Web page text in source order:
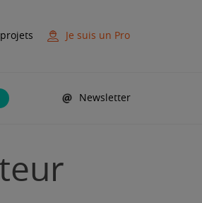
Je suis un Pro
Newsletter